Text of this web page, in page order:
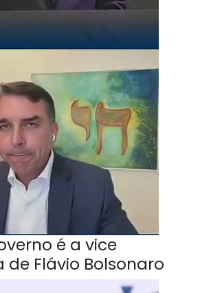
é a vice
de Flávio Bolsonaro